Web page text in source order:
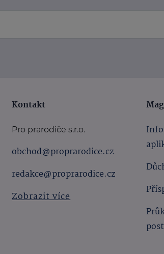
Kontakt
Pro prarodiče s.r.o.
obchod@proprarodice.cz
redakce@proprarodice.cz
Zobrazit více